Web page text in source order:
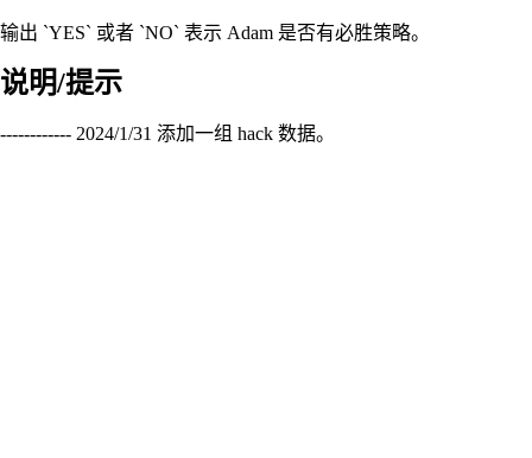
输出 `YES` 或者 `NO` 表示 Adam 是否有必胜策略。
说明/提示
------------ 2024/1/31 添加一组 hack 数据。